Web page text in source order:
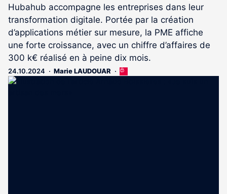
Hubahub accompagne les entreprises dans leur
transformation digitale. Portée par la création
d’applications métier sur mesure, la PME affiche
une forte croissance, avec un chiffre d’affaires de
300 k€ réalisé en à peine dix mois.
24.10.2024 Marie LAUDOUAR
Cet